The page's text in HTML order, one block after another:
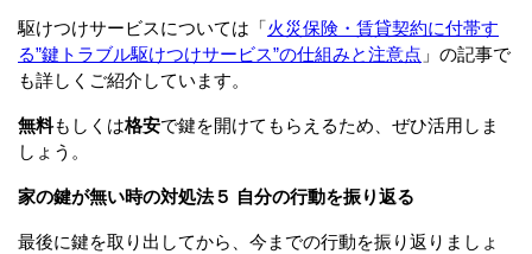
駆けつけサービスについては「火災保険・賃貸契約に付帯す
る”鍵トラブル駆けつけサービス”の仕組みと注意点 」の記事で
も詳しくご紹介しています。
無料もしくは格安で鍵を開けてもらえるため、ぜひ活用しま
しょう。
家の鍵が無い時の対処法５ 自分の行動を振り返る
最後に鍵を取り出してから、今までの行動を振り返りましょ